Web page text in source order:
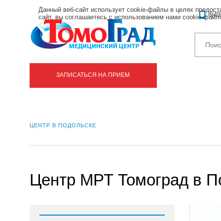
ЗАПИСАТЬСЯ НА ПРИЕМ
ЦЕНТР В ПОДОЛЬСКЕ
Центр МРТ Томоград в
Данный веб-сайт использует cookie-файлы в целях
сайт, вы соглашаетесь с использованием нами cookie-